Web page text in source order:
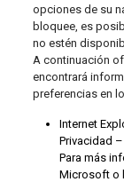
opciones de su
bloquee, es
no estén
A continuación
encontrará
preferencias en
Internet
Privacidad
Para más
Microsoft o